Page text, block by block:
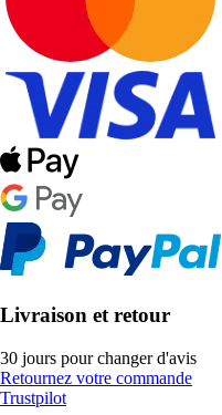
Livraison et retour
30 jours pour changer d'avis
Retournez votre commande
Trustpilot